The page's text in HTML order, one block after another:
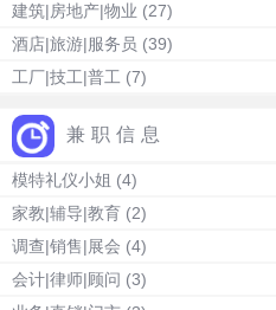
建筑|房地产|物业 (27)
酒店|旅游|服务员 (39)
工厂|技工|普工 (7)
兼职信息
模特礼仪小姐 (4)
家教|辅导|教育 (2)
调查|销售|展会 (4)
会计|律师|顾问 (3)